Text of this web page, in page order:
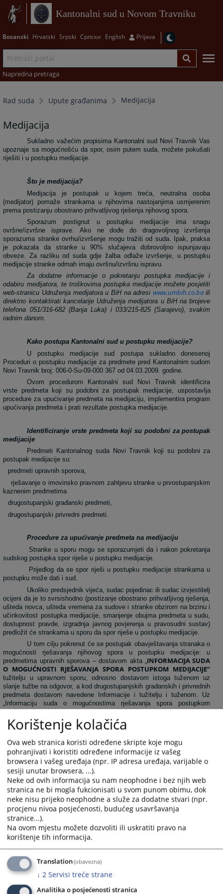
Kantonalni sud u Novom Travniku
Bosanski Hrvatski Srpski Српски English Prijava
Napredna pretraga
Rad suda Upute građanima Medijacija
Medijacija
Sukladno važećim propisima Kantonalni sud Novi Travnik Vas
upoznaje sa mogućnošću da spor, osim putem suda, možete pokušati
riješiti i u postupku medijacije.
Što je medijacija?
Medijacija je postupak u kojem treća, neutralna osoba
(medijator) pomaže strankama u njihovima nastojanjima usmjerenim
prema postizanju obostrano prihvatljivog rješenja njihovog spora.
Sporazum postignut u postupku medijacije ima snagu
ovršne/izvršne isprave. Ako ne dođe do dragovoljnog izvršenja
sporazuma stranke ovrhu/izvršenje mogu tražiti od suda. Ipak, praksa
je pokazala da stranke u 90% slučajeva dobrovoljno ispunjavaju
obveze. Za razliku od suda gdje žalba odlaže izvršenje, u postupku
medijacije stranke odmah imaju ovršnu/izvršnu ispravu.
Za dodatne informacije o pokretanju postupka medijacije i
odabiru medijatora, te troškovima postupka medijacije možete posjetiti
web-stranicu Udruženja medijatora u BiH na adresi www.umbih.co.baili
direktno kontaktirati kancelarije Udruženja medijatora u BiH na brojeve
telefona 051/316-682 (Banja Luka) i 033/215-825 (Sarajevo), svakim
radnim danom.
Kako postupa Kantonalni sud u postupku medijacije?
U postupku medijacije sud postupa sukladno donesenoj
Proceduri o postupku medijacije za predmete pred Kantonalnim sudom
Novi Travnik broj: 006-0-Su-09-000 367od 04.03.2009.godine
Ovom
procedurom Kantonalni sud Novi Travnik
identificira
vrste predmeta koji su podobni za postupak medijacije
uspostavlja
procedure za upućivanje predmeta na medijaciju implementira program
upućivanja predmeta i prati rezultate postupka medijacije
Identificiranje vrste predmeta koji su podobni za postupak
medijacije
Predmeti Kantonalnog suda Novi Travnik koji su podobni za
postupak medijacije su:
predmeti upravnih sporova,
rješavanje o imovinsko pravnom zahtjevu stranke u prvostupanjskim
kaznenim predmetima
drugostupanjski građanski predmeti,
drugostupanjski privredni predmeti.
Procedure za upućivanje predmeta na medijaciju
Stranke u sporu mogu se sporazumjeti da i nakon pokretanja
sudskog postupka spor riješe u postupku medijacije.
Prijedlog da se spor riješi u postupku medijacije strankama u
postupku može dati i sud.
Ukoliko predsjednik vijeća, sudac pojedinac ili sudac izvjestitelj
ocijeni da je to svrsishodno (postizanje obostrano prihvatljivog rješenja,
ušteda novca, ušteda vremena za sudove i stranke obzirom na brzinu i
učinkovitost postupka medijacije, smanjenje obujma predmeta u sudu,
dostupnost pravde, izgradnja javnog povjerenja u pravosudni sustav)
predložit će strankama u sporu da spor riješe u postupku medijacije.
U tom cilju pokrenut će se postupak obavještavanja stranaka o
mogućnosti rješavanja njihovog spora u postupku medijacije: u
predmetima upravnih sporova – dostavom akta „ INFORMACIJA SUDA
O MOGUĆNOSTI RJEŠAVANJA SPORA POSTUPKOM MEDIJACIJE“
tužitelju u upravnom sporu, odnosno dostavom istoga tuženom uz
slanje tužbe na odgovor, a kod drugostupanjskih građanskih i privrednih
predmeta dostavom navedene Informacije i tužitelju i tuženom. Uz
„Informaciju suda o mogućnostima rješavanja spora postupkom
medijacije“, strankama će se dostaviti i „Odgovor na upit suda o
pokretanju postupka medijacije“, kao i brošure ili drugi promotivni
materijali Udruženja medijatora.
Ukoliko obje stranke u otvorenom roku ne prihvate mogućnost
rješavanja njihovog spora putem medijacije, sudski postupak će se
nastaviti.
U slučaju dobivene suglasnosti stranaka da spor riješe
medijacijom, sud će zastati sa sudskim postupkom do okončanja
postupka medijacije, a Udruženju medijatora BiH poslati
Obavijest o
saglasnosti za postupak medijacije.
Implementiranje programa upućivanja predmeta i praćenje
rezultata
O svakom predmetu pogodnom za postupak medijacije,
predsjednicu suda.
Uspostavit će se evidencija predmeta Kantonalnog suda u
kojima je dostavljena Informacija strankama o medijaciji – „Knjiga
predmeta pogodnih za medijaciju“ koja će sadržavati sve relevantne
podatke o tijeku postupka medijacije.
Korištenje kolačića
Ova web stranica koristi određene skripte koje mogu
pohranjivati i koristiti određene informacije iz vašeg
browsera i vašeg uređaja (npr. IP adresa uređaja, varijable o
sesiji unutar browsera, ...).
Neke od ovih informacija su nam neophodne i bez njih web
stranica ne bi mogla fukcionisati u svom punom obimu, dok
neke nisu prijeko neophodne a služe za dodatne stvari (npr.
procjenu nivoa posjećenosti, budućeg usavršavanja
stranice...).
Na ovom mjestu možete dozvoliti ili uskratiti pravo na
korištenje tih informacija.
Translation(obavezna)
↓ 2 Servisi treće strane
Analitika o posjećenosti stranica